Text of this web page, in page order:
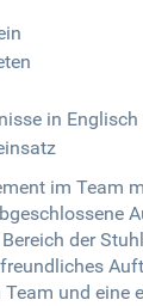
in
im Team
der
und